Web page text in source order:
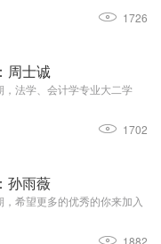
1726
周士诚
法学、会计学专业大二学
1702
孙雨薇
希望更多的优秀的你来加入
1882